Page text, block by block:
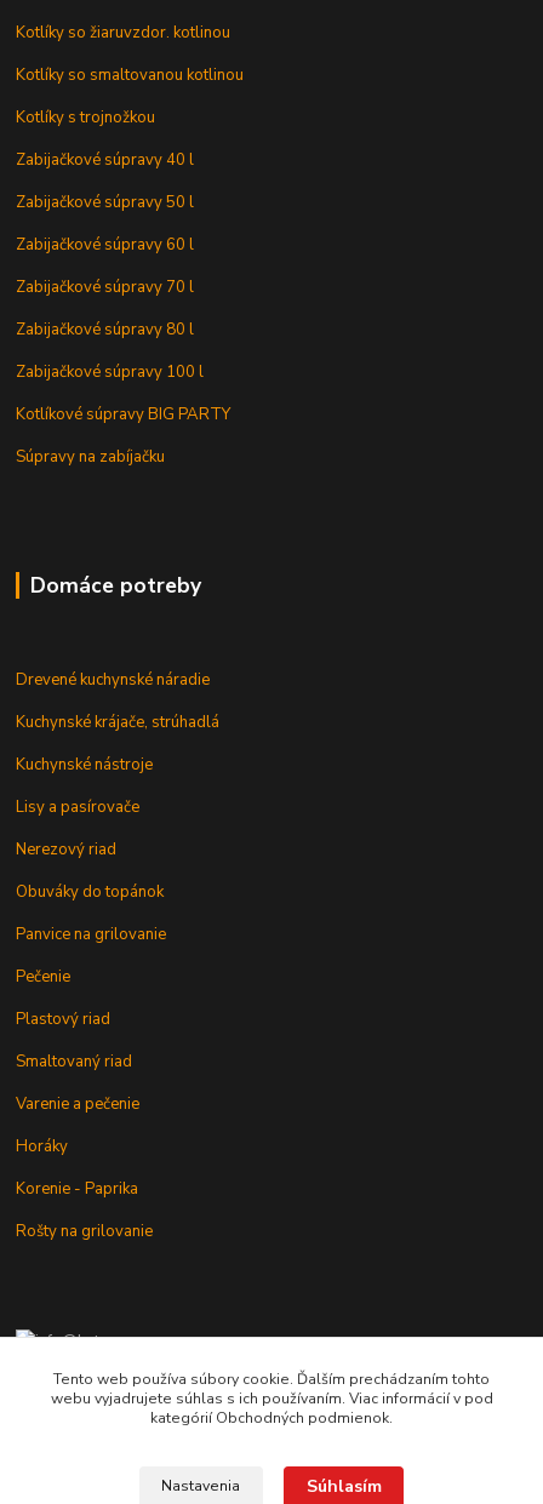
Kotlíky so žiaruvzdor. kotlinou
Kotlíky so smaltovanou kotlinou
Kotlíky s trojnožkou
Zabijačkové súpravy 40 l
Zabijačkové súpravy 50 l
Zabijačkové súpravy 60 l
Zabijačkové súpravy 70 l
Zabijačkové súpravy 80 l
Zabijačkové súpravy 100 l
Kotlíkové súpravy BIG PARTY
Súpravy na zabíjačku
Domáce potreby
Drevené kuchynské náradie
Kuchynské krájače, strúhadlá
Kuchynské nástroje
Lisy a pasírovače
Nerezový riad
Obuváky do topánok
Panvice na grilovanie
Pečenie
Plastový riad
Smaltovaný riad
Varenie a pečenie
Horáky
Korenie - Paprika
Rošty na grilovanie
+421 902 212 007
od 8:00 - do 16:00 hod
Tento web používa súbory cookie. Ďalším prechádzaním tohto
webu vyjadrujete súhlas s ich používaním. Viac informácií v pod
kategórií Obchodných podmienok.
Nastavenia Súhlasím